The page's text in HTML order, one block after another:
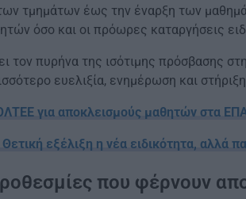
τμημάτων έως την έναρξη των
όσο και οι πρόωρες καταργήσεις
τον πυρήνα της ισότιμης πρόσβασης
ευελιξία, ενημέρωση και
για αποκλεισμούς μαθητών στα
εξέλιξη η νέα ειδικότητα, αλλά
που φέρνουν